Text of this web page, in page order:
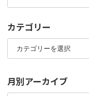
カテゴリー
カ
ゴ
ー
月別アーカイブ